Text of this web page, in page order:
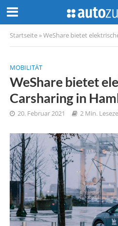
Startseite »WeShare bietet
MOBILITÄT
WeShare bietet
Carsharing in
20. Februar 2021 2 Min.